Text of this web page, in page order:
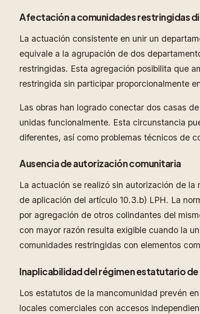
Afectación a comunidades restringidas
La actuación consistente en unir un
equivale a la agrupación de dos
restringidas. Esta agregación posibilita que
restringida sin participar proporcionalmente
Las obras han logrado conectar dos casas
unidas funcionalmente. Esta circunstancia
diferentes, así como problemas técnicos de
Ausencia de autorización comunitaria
La actuación se realizó sin autorización de
de aplicación del artículo 10.3.b) LPH. La
por agregación de otros colindantes del
con mayor razón resulta exigible cuando la
comunidades restringidas con elementos
Inaplicabilidad del régimen estatutario
Los estatutos de la mancomunidad prevén
locales comerciales con accesos